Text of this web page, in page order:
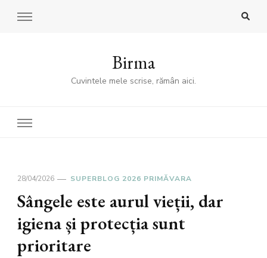
Birma
Cuvintele mele scrise, rămân aici.
28/04/2026 SUPERBLOG 2026 PRIMĂVARA
Sângele este aurul vieții, dar
igiena și protecția sunt
prioritare